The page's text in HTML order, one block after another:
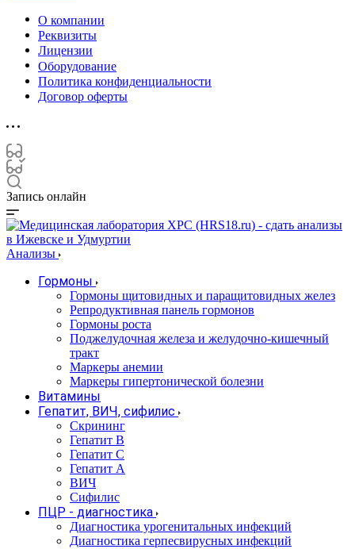
О компании
Реквизиты
Лицензии
Оборудование
Политика конфиденциальности
Договор оферты
Запись онлайн
Анализы
Гормоны
Гормоны щитовидных и паращитовидных желез
Репродуктивная панель гормонов
Гормоны роста
Поджелудочная железа и желудочно-кишечный
тракт
Маркеры анемии
Маркеры гипертонической болезни
Витамины
Гепатит, ВИЧ, сифилис
Скрининг
Гепатит В
Гепатит С
Гепатит А
ВИЧ
Сифилис
ПЦР - диагностика
Диагностика урогенитальных инфекций
Диагностика герпесвирусных инфекций